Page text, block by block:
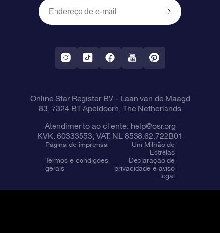
OSR Starsaver
Aplicativo RV Fly me to the stars
Política de devolução
Constelações
Online Star Register BV- Laan van de Maagd
83, 7324 BT Apeldoorn, The Netherlands
Atendimento ao cliente: help@osr.org
KVK: 60333553, VAT: NL 8538.62.722B01
Página de imprensa
Um Milhão de
Estrelas
Termos e condições
gerais
Declaração de
privacidade e aviso
legal